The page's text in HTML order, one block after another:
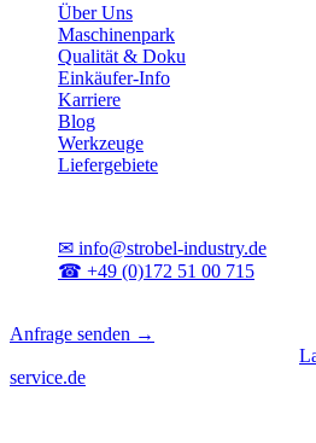
Über Uns
Maschinenpark
Qualität & Doku
Einkäufer-Info
Karriere
Blog
Werkzeuge
Liefergebiete
✉ info@strobel-industry.de
☎ +49 (0)172 51 00 715
Anfrage senden →
service.de